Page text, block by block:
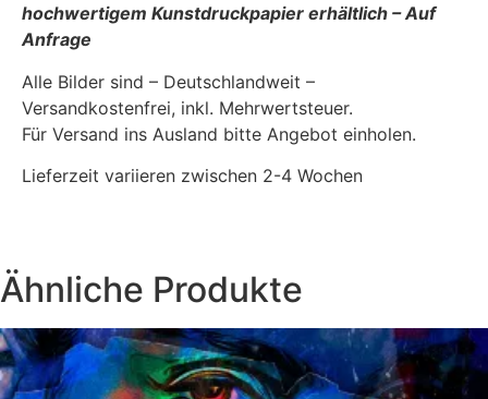
hochwertigem Kunstdruckpapier erhältlich – Auf
Anfrage
Alle Bilder sind – Deutschlandweit –
Versandkostenfrei, inkl. Mehrwertsteuer.
Für Versand ins Ausland bitte Angebot einholen.
Lieferzeit variieren zwischen 2-4 Wochen
Ähnliche Produkte